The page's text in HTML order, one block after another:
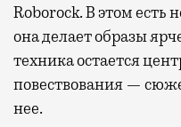
Roborock. В этом есть
она делает образы
техника остается
повествования —
нее.